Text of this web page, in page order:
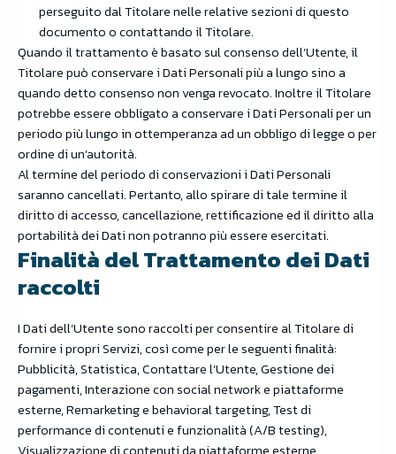
perseguito dal Titolare nelle relative sezioni di questo
documento o contattando il Titolare.
Quando il trattamento è basato sul consenso dell’Utente, il
Titolare può conservare i Dati Personali più a lungo sino a
quando detto consenso non venga revocato. Inoltre il Titolare
potrebbe essere obbligato a conservare i Dati Personali per un
periodo più lungo in ottemperanza ad un obbligo di legge o per
ordine di un’autorità.
Al termine del periodo di conservazioni i Dati Personali
saranno cancellati. Pertanto, allo spirare di tale termine il
diritto di accesso, cancellazione, rettificazione ed il diritto alla
portabilità dei Dati non potranno più essere esercitati.
Finalità del Trattamento dei Dati
raccolti
I Dati dell’Utente sono raccolti per consentire al Titolare di
fornire i propri Servizi, così come per le seguenti finalità:
Pubblicità, Statistica, Contattare l’Utente, Gestione dei
pagamenti, Interazione con social network e piattaforme
esterne, Remarketing e behavioral targeting, Test di
performance di contenuti e funzionalità (A/B testing),
Visualizzazione di contenuti da piattaforme esterne,